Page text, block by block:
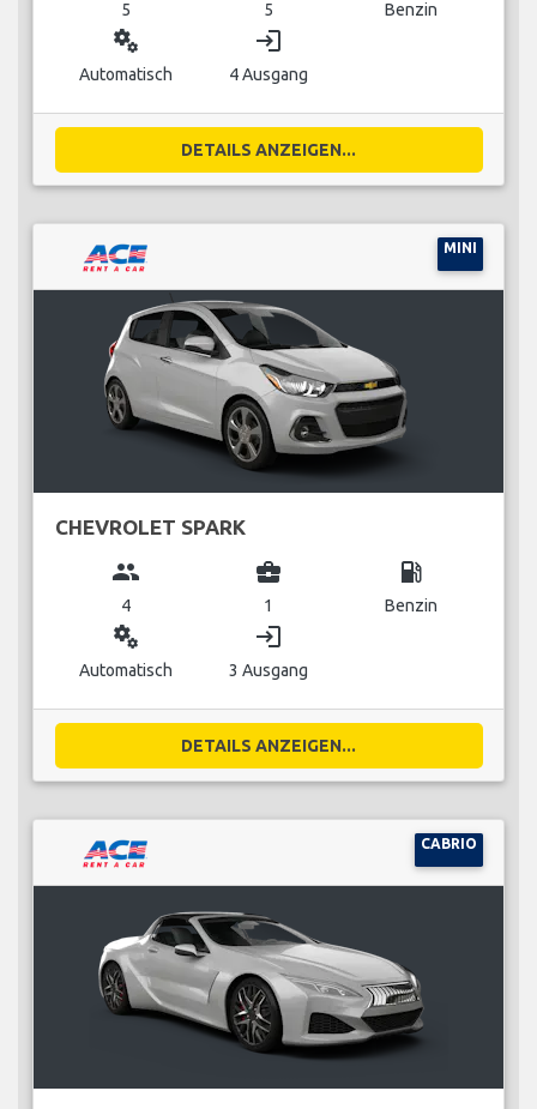
5 5 Benzin
miscellaneous_services
Automatisch
login
4 Ausgang
DETAILS ANZEIGEN...
MINI
CHEVROLET SPARK
group
4
business_center
1
local_gas_station
Benzin
miscellaneous_services
Automatisch
login
3 Ausgang
DETAILS ANZEIGEN...
CABRIO